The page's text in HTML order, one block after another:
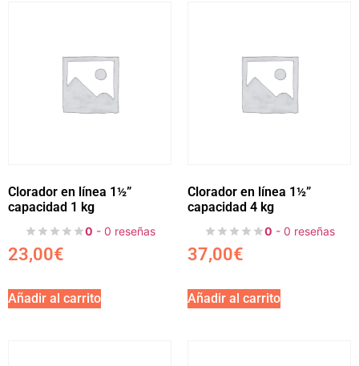
Clorador en línea 1½”
capacidad 1 kg
0 - 0 reseñas
23,00€
Añadir al carrito
Clorador en línea 1½”
capacidad 4 kg
0 - 0 reseñas
37,00€
Añadir al carrito